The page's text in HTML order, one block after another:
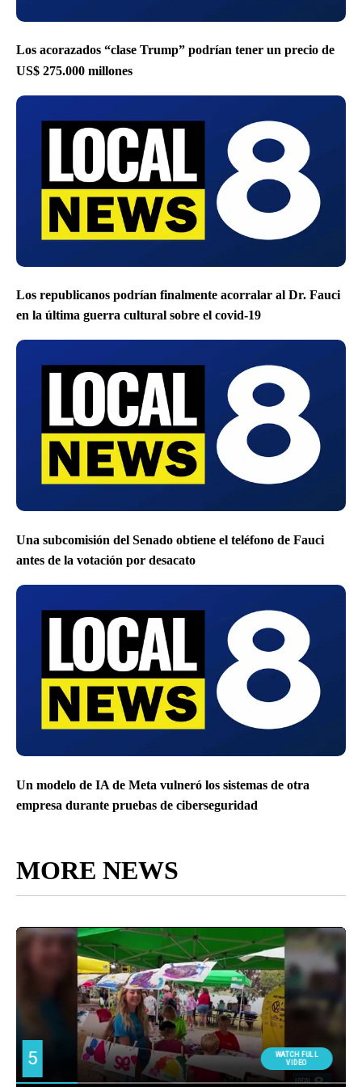
Los acorazados “clase Trump” podrían tener un precio de
US$ 275.000 millones
Los republicanos podrían finalmente acorralar al Dr. Fauci
en la última guerra cultural sobre el covid-19
Una subcomisión del Senado obtiene el teléfono de Fauci
antes de la votación por desacato
Un modelo de IA de Meta vulneró los sistemas de otra
empresa durante pruebas de ciberseguridad
MORE NEWS